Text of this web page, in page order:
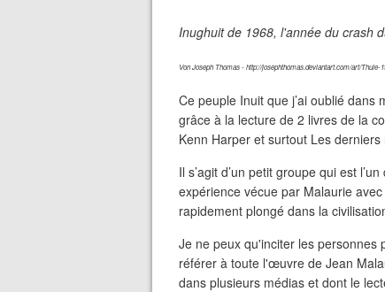
Inughuit de 1968, l'année du crash
Von Joseph Thomas - http://josephthomas.deviantart.com/art/
Ce peuple Inuit que j’ai oublié dans
grâce à la lecture de 2 livres de la
Kenn Harper et surtout Les
Il s’agit d’un petit groupe qui est
expérience vécue par Malaurie
rapidement plongé dans la
Je ne peux qu'inciter les personnes
référer à toute l'œuvre de Jean
dans plusieurs médias et dont le